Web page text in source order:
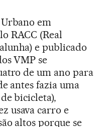
em
RACC (Real
e publicado
VMP se
de um ano para
antes fazia uma
bicicleta),
usava carro e
altos porque se